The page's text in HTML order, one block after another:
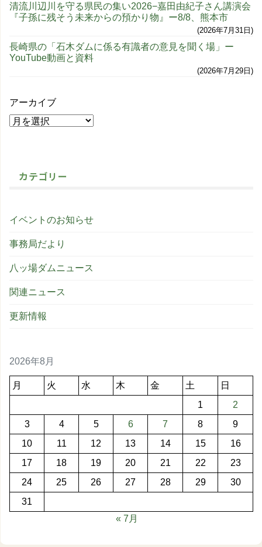
清流川辺川を守る県民の集い2026−嘉田由紀子さん講演会
『子孫に残そう未来からの預かり物』ー8/8、熊本市
2026年7月31日
長崎県の「石木ダムに係る有識者の意見を聞く場」ー
YouTube動画と資料
2026年7月29日
アーカイブ
カテゴリー
イベントのお知らせ
事務局だより
八ッ場ダムニュース
関連ニュース
更新情報
2026年8月
月 火 水 木 金 土
日
1
2
3
4 5 6 7 8
9
10
11 12 13 14 15
16
17
18 19 20 21 22
23
24
25 26 27 28 29
30
31
« 7月